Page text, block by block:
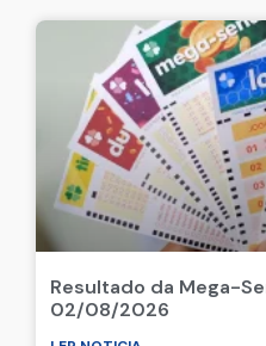
Resultado da Mega-
04/08/2026
LER NOTICIA
5 de agosto de 2026